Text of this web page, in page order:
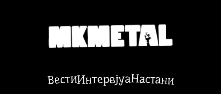
ВестиИнтервјуаНастани